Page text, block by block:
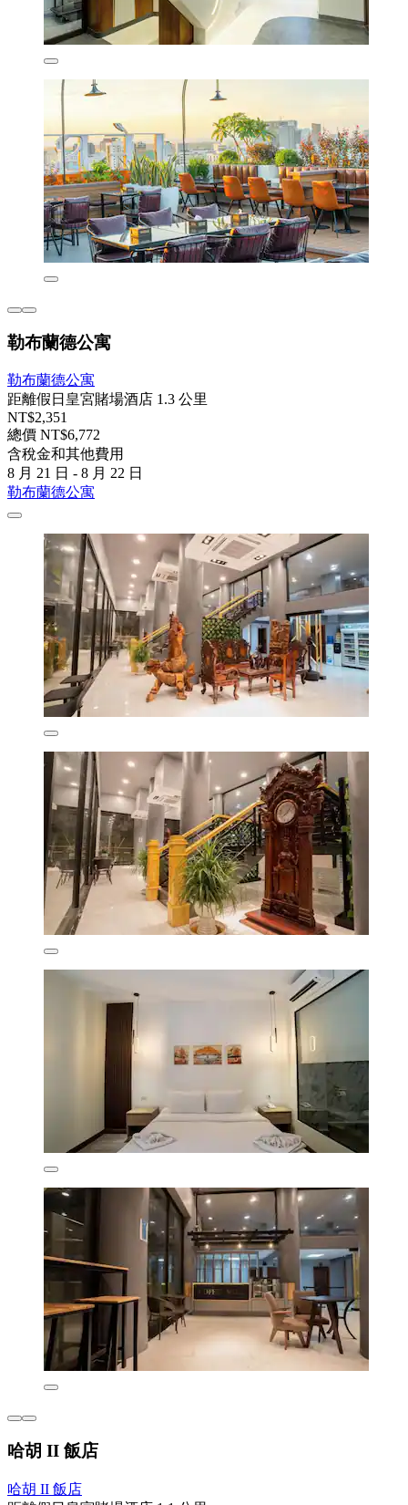
勒布蘭德公寓
勒布蘭德公寓
距離假日皇宮賭場酒店 1.3 公里
NT$2,351
總價 NT$6,772
含稅金和其他費用
8 月 21 日 - 8 月 22 日
勒布蘭德公寓
哈胡 II 飯店
哈胡 II 飯店